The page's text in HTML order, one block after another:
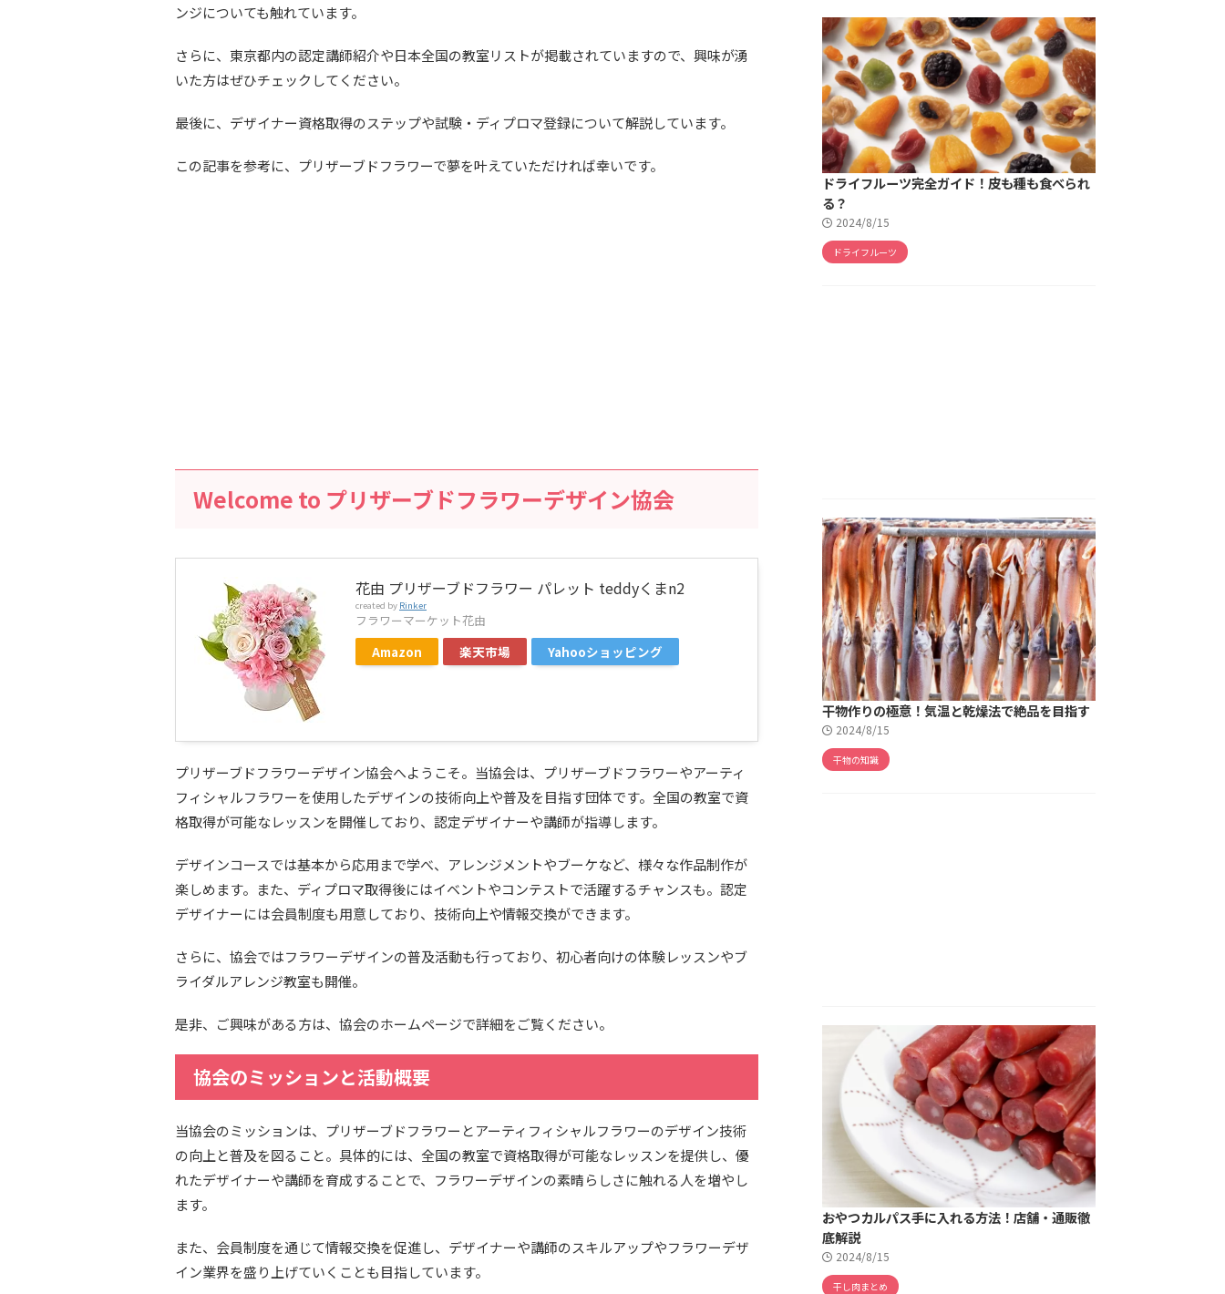
ンジについても触れています。
さらに、東京都内の認定講師紹介や日本全国の教室リストが掲載されていますので、興味が湧
いた方はぜひチェックしてください。
最後に、デザイナー資格取得のステップや試験・ディプロマ登録について解説しています。
この記事を参考に、プリザーブドフラワーで夢を叶えていただければ幸いです。
Welcome to プリザーブドフラワーデザイン協会
花由 プリザーブドフラワー パレット teddyくまn2
created by Rinker
フラワーマーケット花由
Amazon 楽天市場 Yahooショッピング
プリザーブドフラワーデザイン協会へようこそ。当協会は、プリザーブドフラワーやアーティ
フィシャルフラワーを使用したデザインの技術向上や普及を目指す団体です。全国の教室で資
格取得が可能なレッスンを開催しており、認定デザイナーや講師が指導します。
デザインコースでは基本から応用まで学べ、アレンジメントやブーケなど、様々な作品制作が
楽しめます。また、ディプロマ取得後にはイベントやコンテストで活躍するチャンスも。認定
デザイナーには会員制度も用意しており、技術向上や情報交換ができます。
さらに、協会ではフラワーデザインの普及活動も行っており、初心者向けの体験レッスンやブ
ライダルアレンジ教室も開催。
是非、ご興味がある方は、協会のホームページで詳細をご覧ください。
協会のミッションと活動概要
当協会のミッションは、プリザーブドフラワーとアーティフィシャルフラワーのデザイン技術
の向上と普及を図ること。具体的には、全国の教室で資格取得が可能なレッスンを提供し、優
れたデザイナーや講師を育成することで、フラワーデザインの素晴らしさに触れる人を増やし
ます。
また、会員制度を通じて情報交換を促進し、デザイナーや講師のスキルアップやフラワーデザ
イン業界を盛り上げていくことも目指しています。
ドライフルーツ完全ガイド！皮も種も食べられ
る？
2024/8/15
ドライフルーツ
干物作りの極意！気温と乾燥法で絶品を目指す
2024/8/15
干物の知識
おやつカルパス手に入れる方法！店舗・通販徹
底解説
2024/8/15
干し肉まとめ